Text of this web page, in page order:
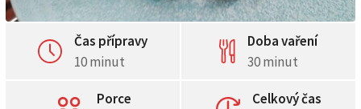
Čas přípravy
10 minut
Doba vaření
30 minut
Porce
Celkový čas